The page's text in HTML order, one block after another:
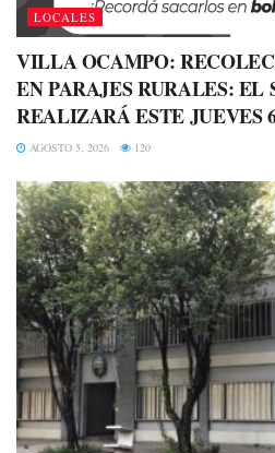
LOCALES
VILLA OCAMPO:
EN PARAJES RURALES: EL
REALIZARÁ ESTE JUEVES
AGOSTO 5, 2026 120